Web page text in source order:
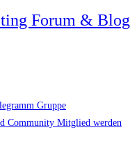
Forum & Blog
Gruppe
Community Mitglied werden